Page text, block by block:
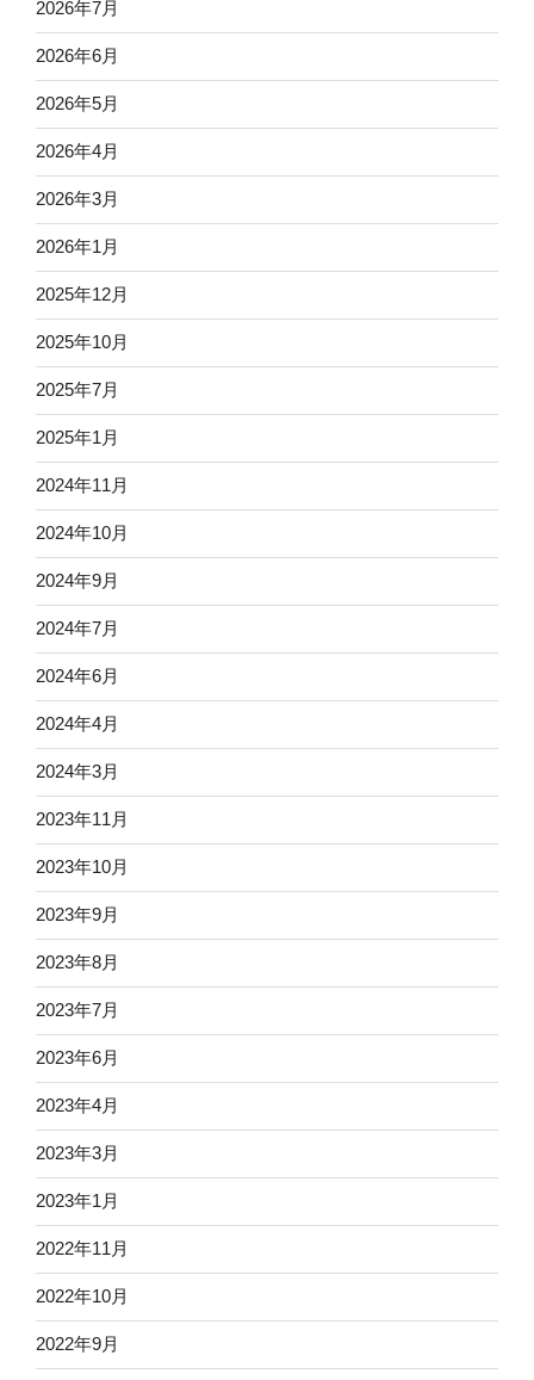
2026年7月
2026年6月
2026年5月
2026年4月
2026年3月
2026年1月
2025年12月
2025年10月
2025年7月
2025年1月
2024年11月
2024年10月
2024年9月
2024年7月
2024年6月
2024年4月
2024年3月
2023年11月
2023年10月
2023年9月
2023年8月
2023年7月
2023年6月
2023年4月
2023年3月
2023年1月
2022年11月
2022年10月
2022年9月